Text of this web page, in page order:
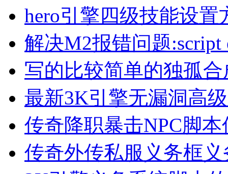
hero引擎四级技能设置
解决M2报错问题:script
写的比较简单的独孤
最新3K引擎无漏洞高
传奇降职暴击NPC脚
传奇外传私服义务框